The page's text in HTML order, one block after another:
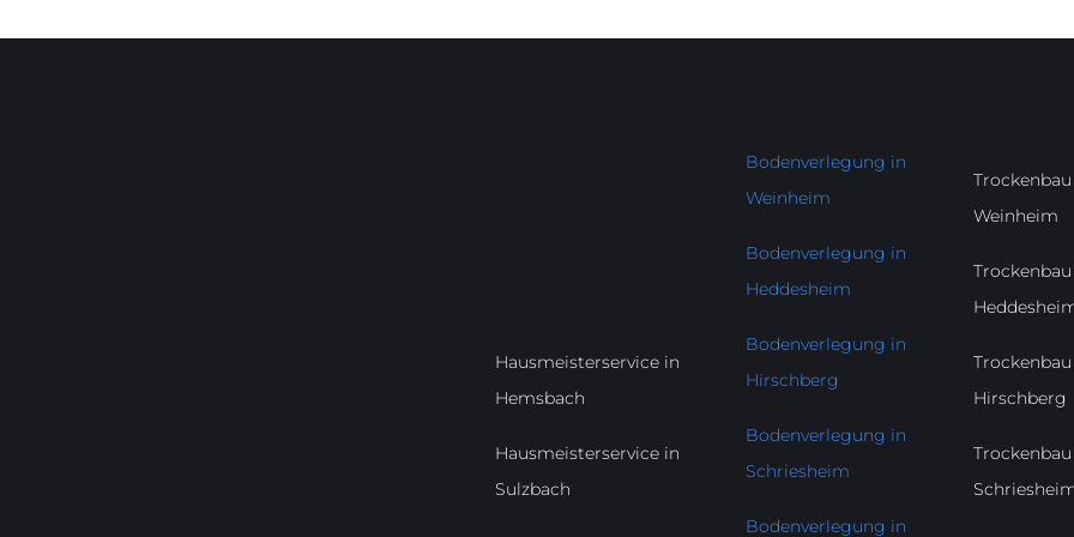
Hausmeisterservice in
Hemsbach
Hausmeisterservice in
Sulzbach
Bodenverlegung in
Weinheim
Bodenverlegung in
Heddesheim
Bodenverlegung in
Hirschberg
Bodenverlegung in
Schriesheim
Bodenverlegung in
Weinheim
Hirschberg